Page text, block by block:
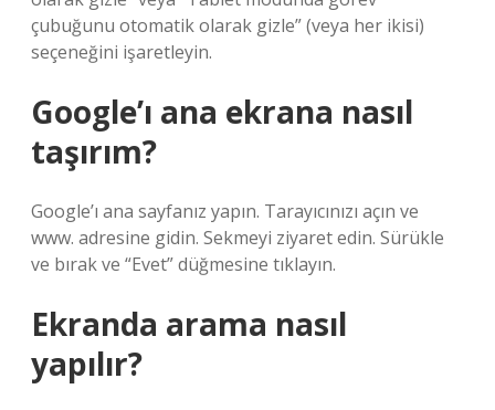
çubuğunu otomatik olarak gizle” (veya her ikisi)
seçeneğini işaretleyin.
Google’ı ana ekrana nasıl
taşırım?
Google’ı ana sayfanız yapın. Tarayıcınızı açın ve
www. adresine gidin. Sekmeyi ziyaret edin. Sürükle
ve bırak ve “Evet” düğmesine tıklayın.
Ekranda arama nasıl
yapılır?